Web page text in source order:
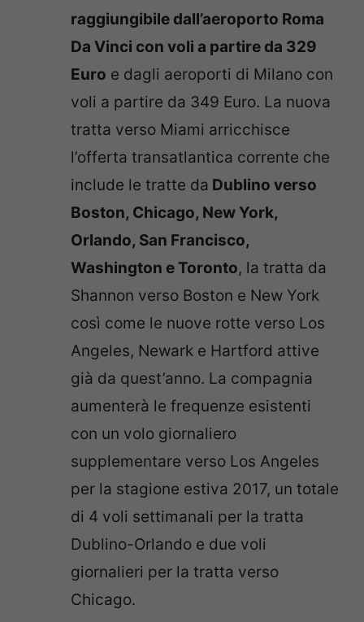
raggiungibile dall’aeroporto Roma
Da Vinci con voli a partire da 329
Euro e dagli aeroporti di Milano con
voli a partire da 349 Euro. La nuova
tratta verso Miami arricchisce
l’offerta transatlantica corrente che
include le tratte da Dublino verso
Boston, Chicago, New York,
Orlando, San Francisco,
Washington e Toronto, la tratta da
Shannon verso Boston e New York
così come le nuove rotte verso Los
Angeles, Newark e Hartford attive
già da quest’anno. La compagnia
aumenterà le frequenze esistenti
con un volo giornaliero
supplementare verso Los Angeles
per la stagione estiva 2017, un totale
di 4 voli settimanali per la tratta
Dublino-Orlando e due voli
giornalieri per la tratta verso
Chicago.